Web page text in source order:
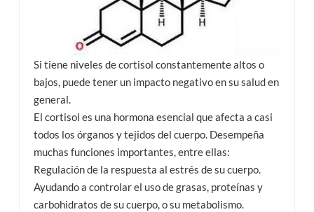
Si tiene niveles de cortisol constantemente altos o
bajos, puede tener un impacto negativo en su salud en
general.
El cortisol es una hormona esencial que afecta a casi
todos los órganos y tejidos del cuerpo. Desempeña
muchas funciones importantes, entre ellas:
Regulación de la respuesta al estrés de su cuerpo.
Ayudando a controlar el uso de grasas, proteínas y
carbohidratos de su cuerpo, o su metabolismo.